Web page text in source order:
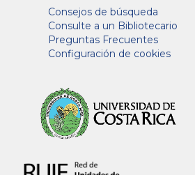
Consejos de búsqueda
Consulte a un Bibliotecario
Preguntas Frecuentes
Configuración de cookies